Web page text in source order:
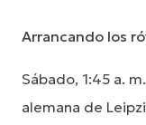
Arrancando los
Sábado, 1:45 a.
alemana de